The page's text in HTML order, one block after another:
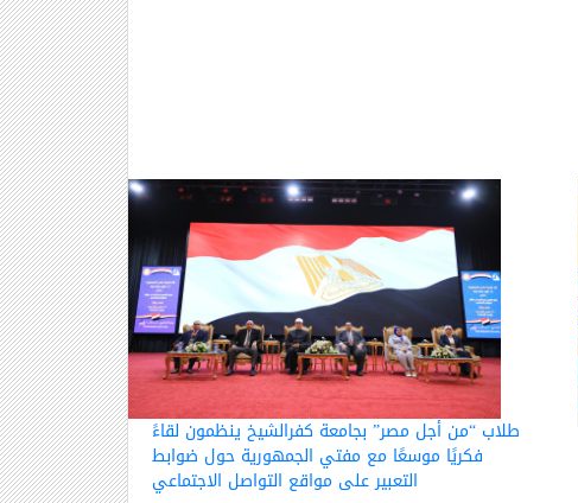
طلاب “من أجل مصر” بجامعة كفرالشيخ ينظمون لقاءً
فكريًا موسعًا مع مفتي الجمهورية حول ضوابط
التعبير على مواقع التواصل الاجتماعي